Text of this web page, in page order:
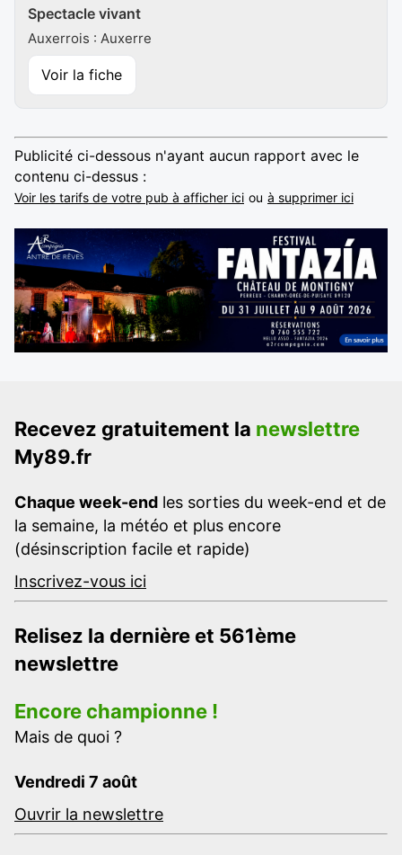
Spectacle vivant
Auxerrois : Auxerre
Voir la fiche
Publicité ci-dessous n'ayant aucun rapport avec le
contenu ci-dessus :
Voir les tarifs de votre pub à afficher ici ou à supprimer ici
Recevez gratuitement la newslettre
My89.fr
Chaque week-end les sorties du week-end et de
la semaine, la météo et plus encore
(désinscription facile et rapide)
Inscrivez-vous ici
Relisez la dernière et 561ème
newslettre
Encore championne !
Mais de quoi ?
Vendredi 7 août
Ouvrir la newslettre